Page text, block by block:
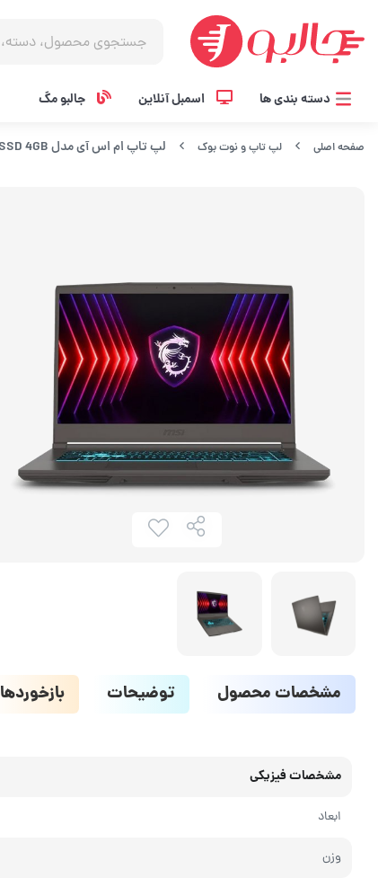
دسته بندی ها اسمبل آنلاین جالبو مگ
صفحه اصلی لپ تاپ و نوت بوک لپ تاپ ام اس آی مدل THIN 15 B13UC i5 13420H 16GB 1TB SSD 4GB
مشخصات محصول توضیحات بازخوردها
مشخصات فیزیکی
ابعاد
وزن